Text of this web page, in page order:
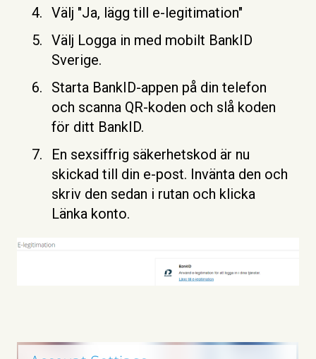
Välj "Ja, lägg till e-legitimation"
Välj Logga in med mobilt BankID
Sverige.
Starta BankID-appen på din telefon
och scanna QR-koden och slå koden
för ditt BankID.
En sexsiffrig säkerhetskod är nu
skickad till din e-post. Invänta den och
skriv den sedan i rutan och klicka
Länka konto.